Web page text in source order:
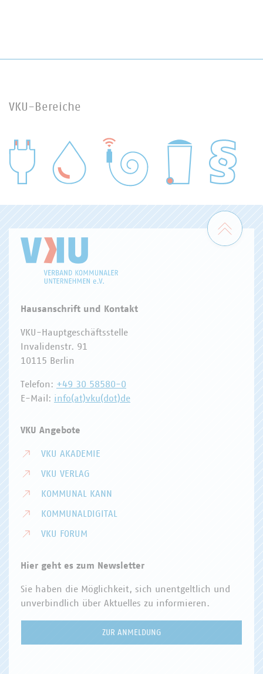
VKU-Bereiche
WASSER/ABWASSER
Zum
Hausanschrift und Kontakt
VKU-Hauptgeschäftsstelle
Invalidenstr. 91
10115 Berlin
Telefon: +49 30 58580-0
E-Mail: info(at)vku(dot)de
VKU Angebote
VKU AKADEMIE
VKU VERLAG
KOMMUNAL KANN
KOMMUNALDIGITAL
VKU FORUM
Hier geht es zum Newsletter
Sie haben die Möglichkeit, sich unentgeltlich und
unverbindlich über Aktuelles zu informieren.
ZUR ANMELDUNG